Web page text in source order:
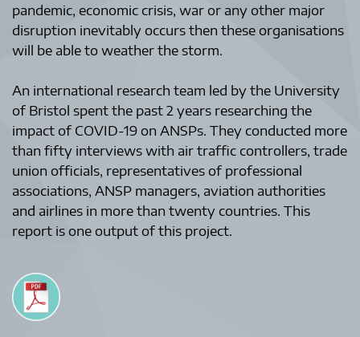
pandemic, economic crisis, war or any other major
disruption inevitably occurs then these organisations
will be able to weather the storm.
An international research team led by the University
of Bristol spent the past 2 years researching the
impact of COVID-19 on ANSPs. They conducted more
than fifty interviews with air traffic controllers, trade
union officials, representatives of professional
associations, ANSP managers, aviation authorities
and airlines in more than twenty countries. This
report is one output of this project.